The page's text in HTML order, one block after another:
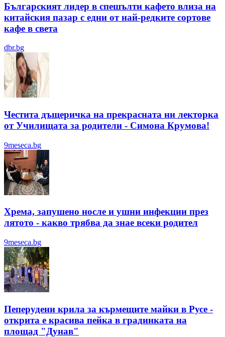
Българският лидер в спешълти кафето влиза на
китайския пазар с едни от най-редките сортове
кафе в света
dbr.bg
Честита дъщеричка на прекрасната ни лекторка
от Училищата за родители - Симона Крумова!
9meseca.bg
Хрема, запушено носле и ушни инфекции през
лятотo - какво трябва да знае всеки родител
9meseca.bg
Пеперудени крила за кърмещите майки в Русе -
открита е красива пейка в градинката на
площад "Дунав"